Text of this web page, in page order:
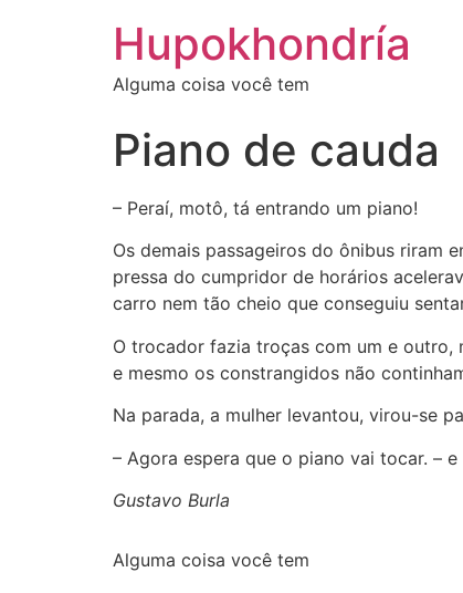
Hupokhondría
Alguma coisa você tem
Piano de cauda
– Peraí, motô, tá entrando um piano!
Os demais passageiros do ônibus riram
pressa do cumpridor de horários
carro nem tão cheio que conseguiu
O trocador fazia troças com um e outro,
e mesmo os constrangidos não
Na parada, a mulher levantou, virou-se
– Agora espera que o piano vai tocar. –
Gustavo Burla
Alguma coisa você tem